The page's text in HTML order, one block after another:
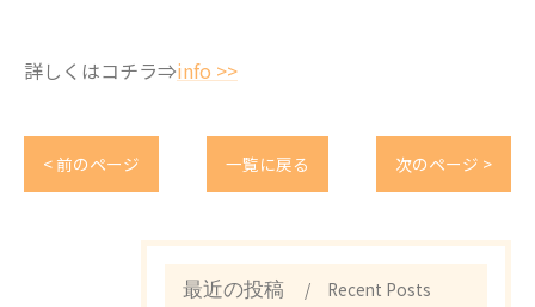
詳しくはコチラ⇒info >>
< 前のページ 一覧に戻る 次のページ >
最近の投稿 Recent Posts